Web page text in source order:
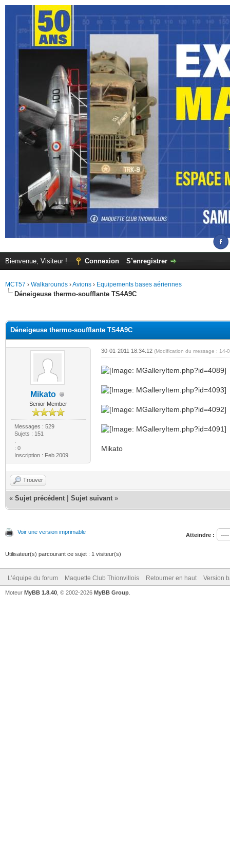
Bienvenue, Visiteur ! Connexion S’enregistrer
MCT57 › Walkarounds ›Avions › Equipements bases aériennes
Déneigeuse thermo-soufflante TS4A9C
Déneigeuse thermo-soufflante TS4A9C
Mikato
Senior Member
Messages : 529
Sujets : 151
:
: 0
Inscription : Feb 2009
30-01-2011 18:34:12 (Modification du message :
Mikato
Trouver
« Sujet précédent Sujet suivant »
Voir une version imprimable Atteindre :
Utilisateur(s) parcourant ce sujet : 1 visiteur(s)
L’équipe du forum Maquette Club Thionvillois Retourner en haut Version
Moteur MyBB 1.8.40 , © 2002-2026 MyBB Group